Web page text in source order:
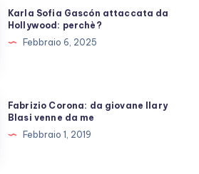
Karla Sofia Gascón attaccata da
Hollywood: perchè?
Febbraio 6, 2025
Fabrizio Corona: da giovane Ilary
Blasi venne da me
Febbraio 1, 2019